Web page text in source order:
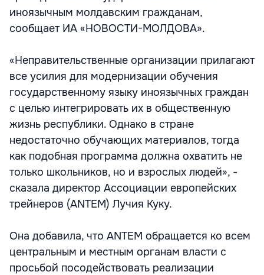
иноязычным молдавским гражданам,
сообщает ИА «НОВОСТИ-МОЛДОВА».
«Неправительственные организации прилагают
все усилия для модернизации обучения
государственному языку иноязычных граждан
с целью интегрировать их в общественную
жизнь республики. Однако в стране
недостаточно обучающих материалов, тогда
как подобная программа должна охватить не
только школьников, но и взрослых людей», -
сказала директор Ассоциации европейских
трейнеров (ANTEM) Лучия Куку.
Она добавила, что ANTEM обращается ко всем
центральным и местным органам власти с
просьбой посодействовать реализации